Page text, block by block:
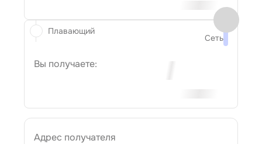
Сеть
Вы получаете:
Адрес получателя
Плавающий